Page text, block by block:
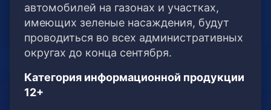
автомобилей на газонах и участках,
имеющих зеленые насаждения, будут
проводиться во всех административных
округах до конца сентября.
Категория информационной продукции
12+